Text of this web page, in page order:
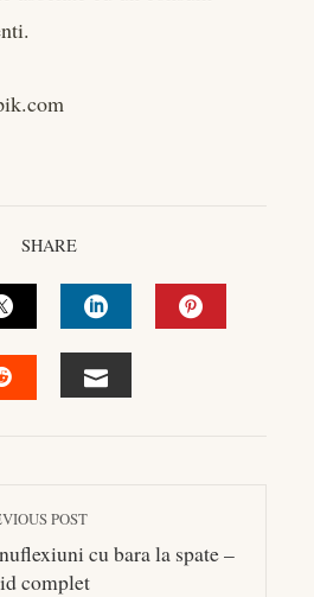
SHARE
TWITTERLINKEDIN
POST
cu bara la spate –
complet